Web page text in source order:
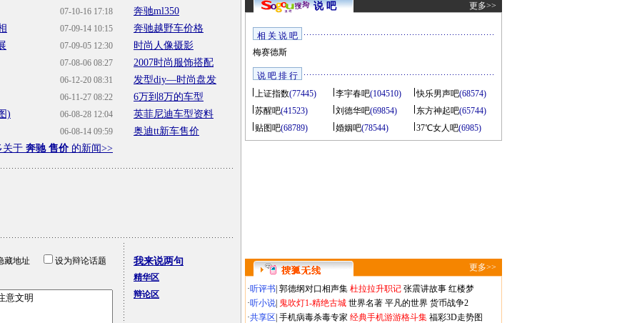
07-10-16 17:18
07-09-14 10:15
07-09-05 12:30
07-08-06 08:27
06-12-20 08:31
06-11-27 08:22
06-08-28 12:04
)
06-08-14 09:59
关于 奔驰 售价 的新闻>>
奔驰ml350
奔驰越野车价格
时尚人像摄影
2007时尚服饰搭配
发型diy—时尚盘发
6万到8万的车型
英菲尼迪车型资料
奥迪tt新车售价
藏地址
设为辩论话题
我来说两句
精华区
辩论区
说 吧 更多>>
相 关 说 吧
梅赛德斯
说 吧 排 行
上证指数(77445) 李宇春吧(104510) 快乐男声吧(68574)
苏醒吧(41523) 刘德华吧(69854) 东方神起吧(65744)
贴图吧(68789) 婚姻吧(78544) 37℃女人吧(6985)
更多>>
·听评书 郭德纲对口相声集 杜拉拉升职记 张震讲故事 红楼梦
·听小说 鬼吹灯1-精绝古城 世界名著 平凡的世界 货币战争2
·共享区 手机病毒杀毒专家 经典手机游游格斗集 福彩3D走势图